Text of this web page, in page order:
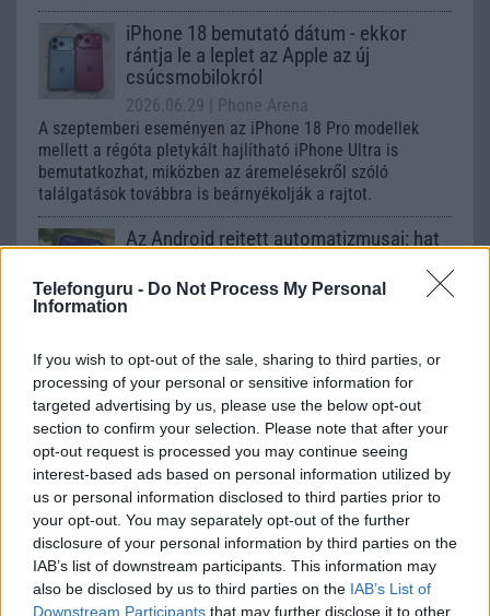
Telefonguru - Do Not Process My Personal
Information
If you wish to opt-out of the sale, sharing to third parties, or
processing of your personal or sensitive information for
targeted advertising by us, please use the below opt-out
section to confirm your selection. Please note that after your
opt-out request is processed you may continue seeing
interest-based ads based on personal information utilized by
us or personal information disclosed to third parties prior to
your opt-out. You may separately opt-out of the further
disclosure of your personal information by third parties on the
IAB’s list of downstream participants. This information may
also be disclosed by us to third parties on the IAB’s List of
Downstream Participants that may further disclose it to other
iPhone 18 bemutató dátum - ekkor
rántja le a leplet az Apple az új
csúcsmobilokról
2026.06.29
| Phone Arena
A szeptemberi eseményen az iPhone 18 Pro modellek
mellett a régóta pletykált hajlítható iPhone Ultra is
bemutatkozhat, miközben az áremelésekről szóló
találgatások továbbra is beárnyékolják a rajtot.
Az Android rejtett automatizmusai: hat
meg a mindennapokat
2026.06.14
Android már évek óta olyan intelligens funkciókat kínál,
amelyek maguktól dolgoznak a háttérben.
Ez a rejtett Samsung funkció teljesen
megváltoztatja a mobilhasználatot –
sokan mégsem tudnak róla
2026.07.12| Android Central
Az Edge Panel az egyik leghasznosabb funkció, amely
jelentősen felgyorsítja a mindennapi használatot,
miközben a Pixel telefonokból továbbra is hiányzik.